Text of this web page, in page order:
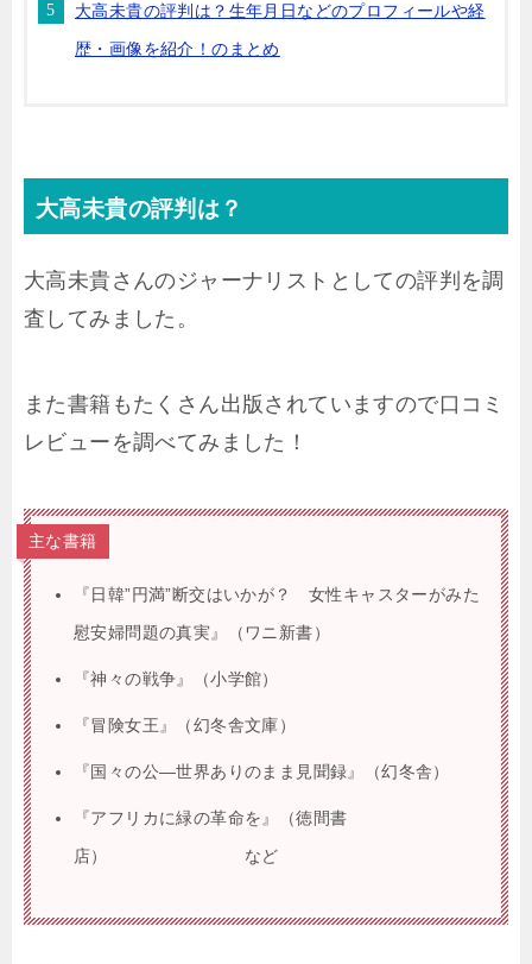
大高未貴の評判は？生年月日などのプロフィールや経
歴・画像を紹介！のまとめ
大高未貴の評判は？
大高未貴さんのジャーナリストとしての評判を調
査してみました。
また書籍もたくさん出版されていますので口コミ
レビューを調べてみました！
主な書籍
『日韓”円満”断交はいかが？ 女性キャスターがみた
慰安婦問題の真実』（ワニ新書）
『神々の戦争』（小学館）
『冒険女王』（幻冬舎文庫）
『国々の公―世界ありのまま見聞録』（幻冬舎）
『アフリカに緑の革命を』（徳間書
店） など